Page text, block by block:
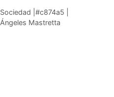
Sociedad |#c874a5 |
Ángeles Mastretta